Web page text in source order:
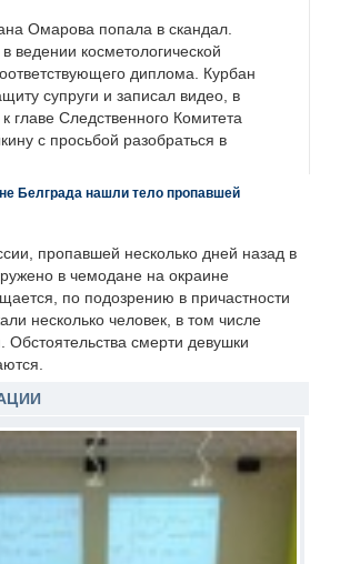
Омарова попала в скандал.
ведении косметологической
диплома. Курбан
супруги и записал видео, в
главе Следственного Комитета
с просьбой разобраться в
Белграда нашли тело пропавшей
пропавшей несколько дней назад в
в чемодане на окраине
по подозрению в причастности
несколько человек, в том числе
Обстоятельства смерти девушки